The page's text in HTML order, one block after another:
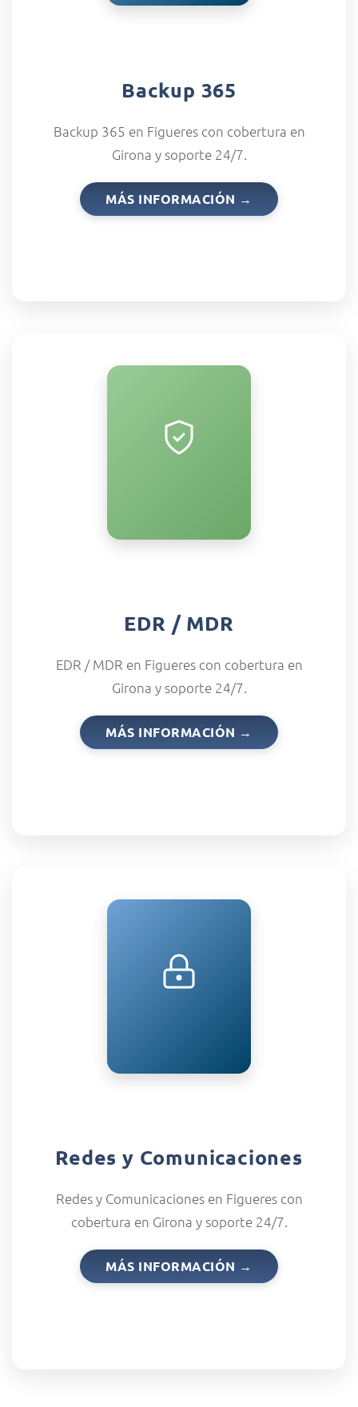
Backup 365
Backup 365 en Figueres con cobertura en
Girona y soporte 24/7.
MÁS INFORMACIÓN →
EDR / MDR
EDR / MDR en Figueres con cobertura en
Girona y soporte 24/7.
MÁS INFORMACIÓN →
Redes y Comunicaciones
Redes y Comunicaciones en Figueres con
cobertura en Girona y soporte 24/7.
MÁS INFORMACIÓN →